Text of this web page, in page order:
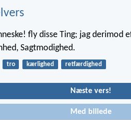
fly disse Ting; jag derimod
Sagtmodighed.
tro kærlighed retfærdighed
Næste vers!
Med billede